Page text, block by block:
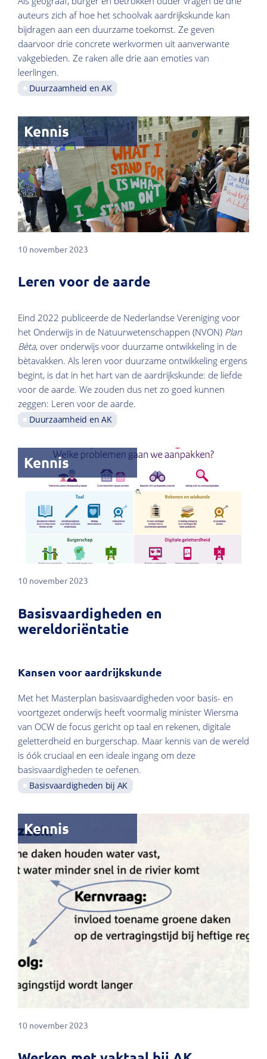
auteurs zich af hoe het schoolvak aardrijkskunde kan
bijdragen aan een duurzame toekomst. Ze geven
daarvoor drie concrete werkvormen uit aanverwante
vakgebieden. Ze raken alle drie aan emoties van
leerlingen.
Duurzaamheid en AK
Kennis
10 november 2023
Leren voor de aarde
Eind 2022 publiceerde de Nederlandse Vereniging voor
het Onderwijs in de Natuurwetenschappen (NVON) Plan
Bèta, over onderwijs voor duurzame ontwikkeling in de
bètavakken. Als leren voor duurzame ontwikkeling ergens
begint, is dat in het hart van de aardrijkskunde: de liefde
voor de aarde. We zouden dus net zo goed kunnen
zeggen: Leren voor de aarde.
Duurzaamheid en AK
Kennis
10 november 2023
Basisvaardigheden en
wereldoriëntatie
Kansen voor aardrijkskunde
Met het Masterplan basisvaardigheden voor basis- en
voortgezet onderwijs heeft voormalig minister Wiersma
van OCW de focus gericht op taal en rekenen, digitale
geletterdheid en burgerschap. Maar kennis van de wereld
is óók cruciaal en een ideale ingang om deze
basisvaardigheden te oefenen.
Basisvaardigheden bij AK
Kennis
10 november 2023